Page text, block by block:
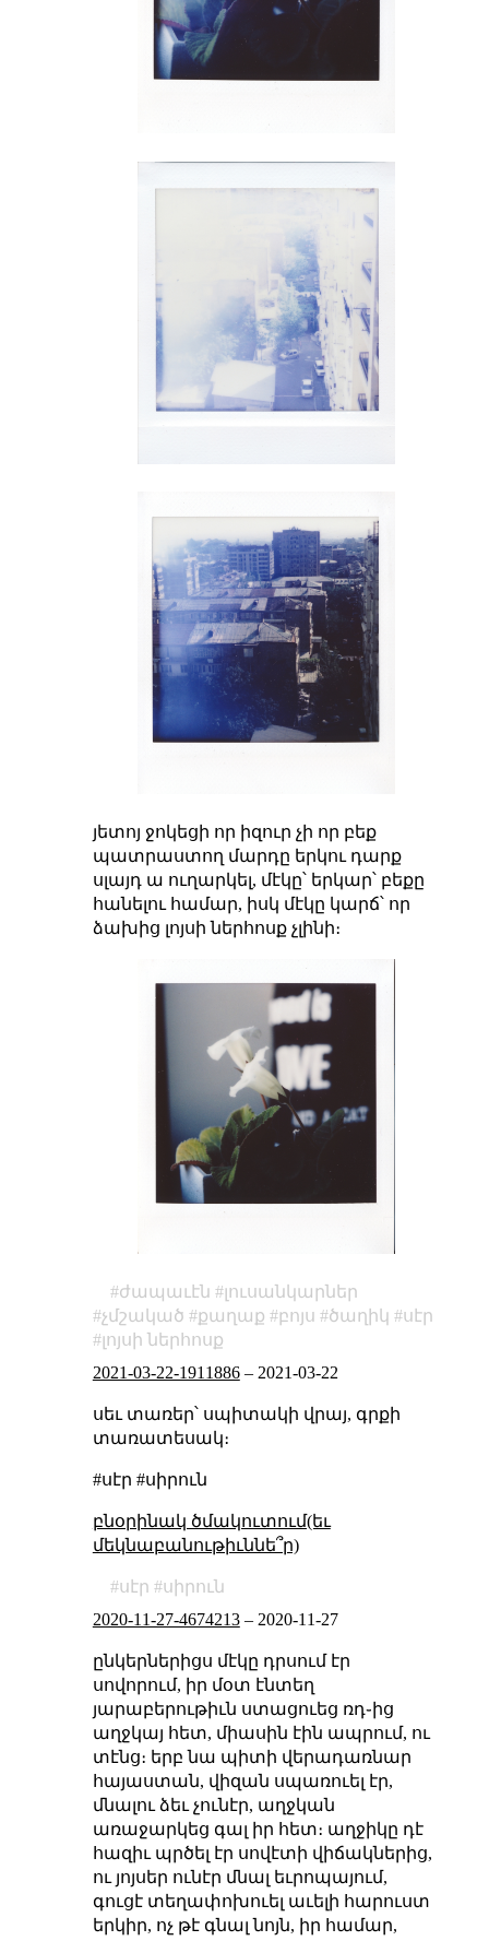
յետոյ ջոկեցի որ իզուր չի որ բեք
պատրաստող մարդը երկու դարք
սլայդ ա ուղարկել, մէկը՝ երկար՝ բեքը
հանելու համար, իսկ մէկը կարճ՝ որ
ձախից լոյսի ներհոսք չլինի։
ժապաւէն
լուսանկարներ
չմշակած
քաղաք բոյս ծաղիկ
սէր
լոյսի ներհոսք
2021-03-22-1911886– 2021-03-22
սեւ տառեր՝ սպիտակի վրայ, գրքի
տառատեսակ։
#սէր #սիրուն
բնօրինակ ծմակուտում(եւ
մեկնաբանութիւննե՞ր)
սէր
սիրուն
2020-11-27-4674213– 2020-11-27
ընկերներիցս մէկը դրսում էր
սովորում, իր մօտ էնտեղ
յարաբերութիւն ստացուեց ռդ֊ից
աղջկայ հետ, միասին էին ապրում, ու
տէնց։ երբ նա պիտի վերադառնար
հայաստան, վիզան սպառուել էր,
մնալու ձեւ չունէր, աղջկան
առաջարկեց գալ իր հետ։ աղջիկը դէ
հազիւ պրծել էր սովէտի վիճակներից,
ու յոյսեր ունէր մնալ եւրոպայում,
գուցէ տեղափոխուել աւելի հարուստ
երկիր, ոչ թէ գնալ նոյն, իր համար,